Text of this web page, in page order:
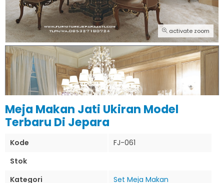
activate zoom
Meja Makan Jati Ukiran Model
Terbaru Di Jepara
Kode
FJ-061
Stok
Kategori
Set Meja Makan